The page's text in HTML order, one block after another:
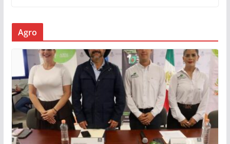
Agro